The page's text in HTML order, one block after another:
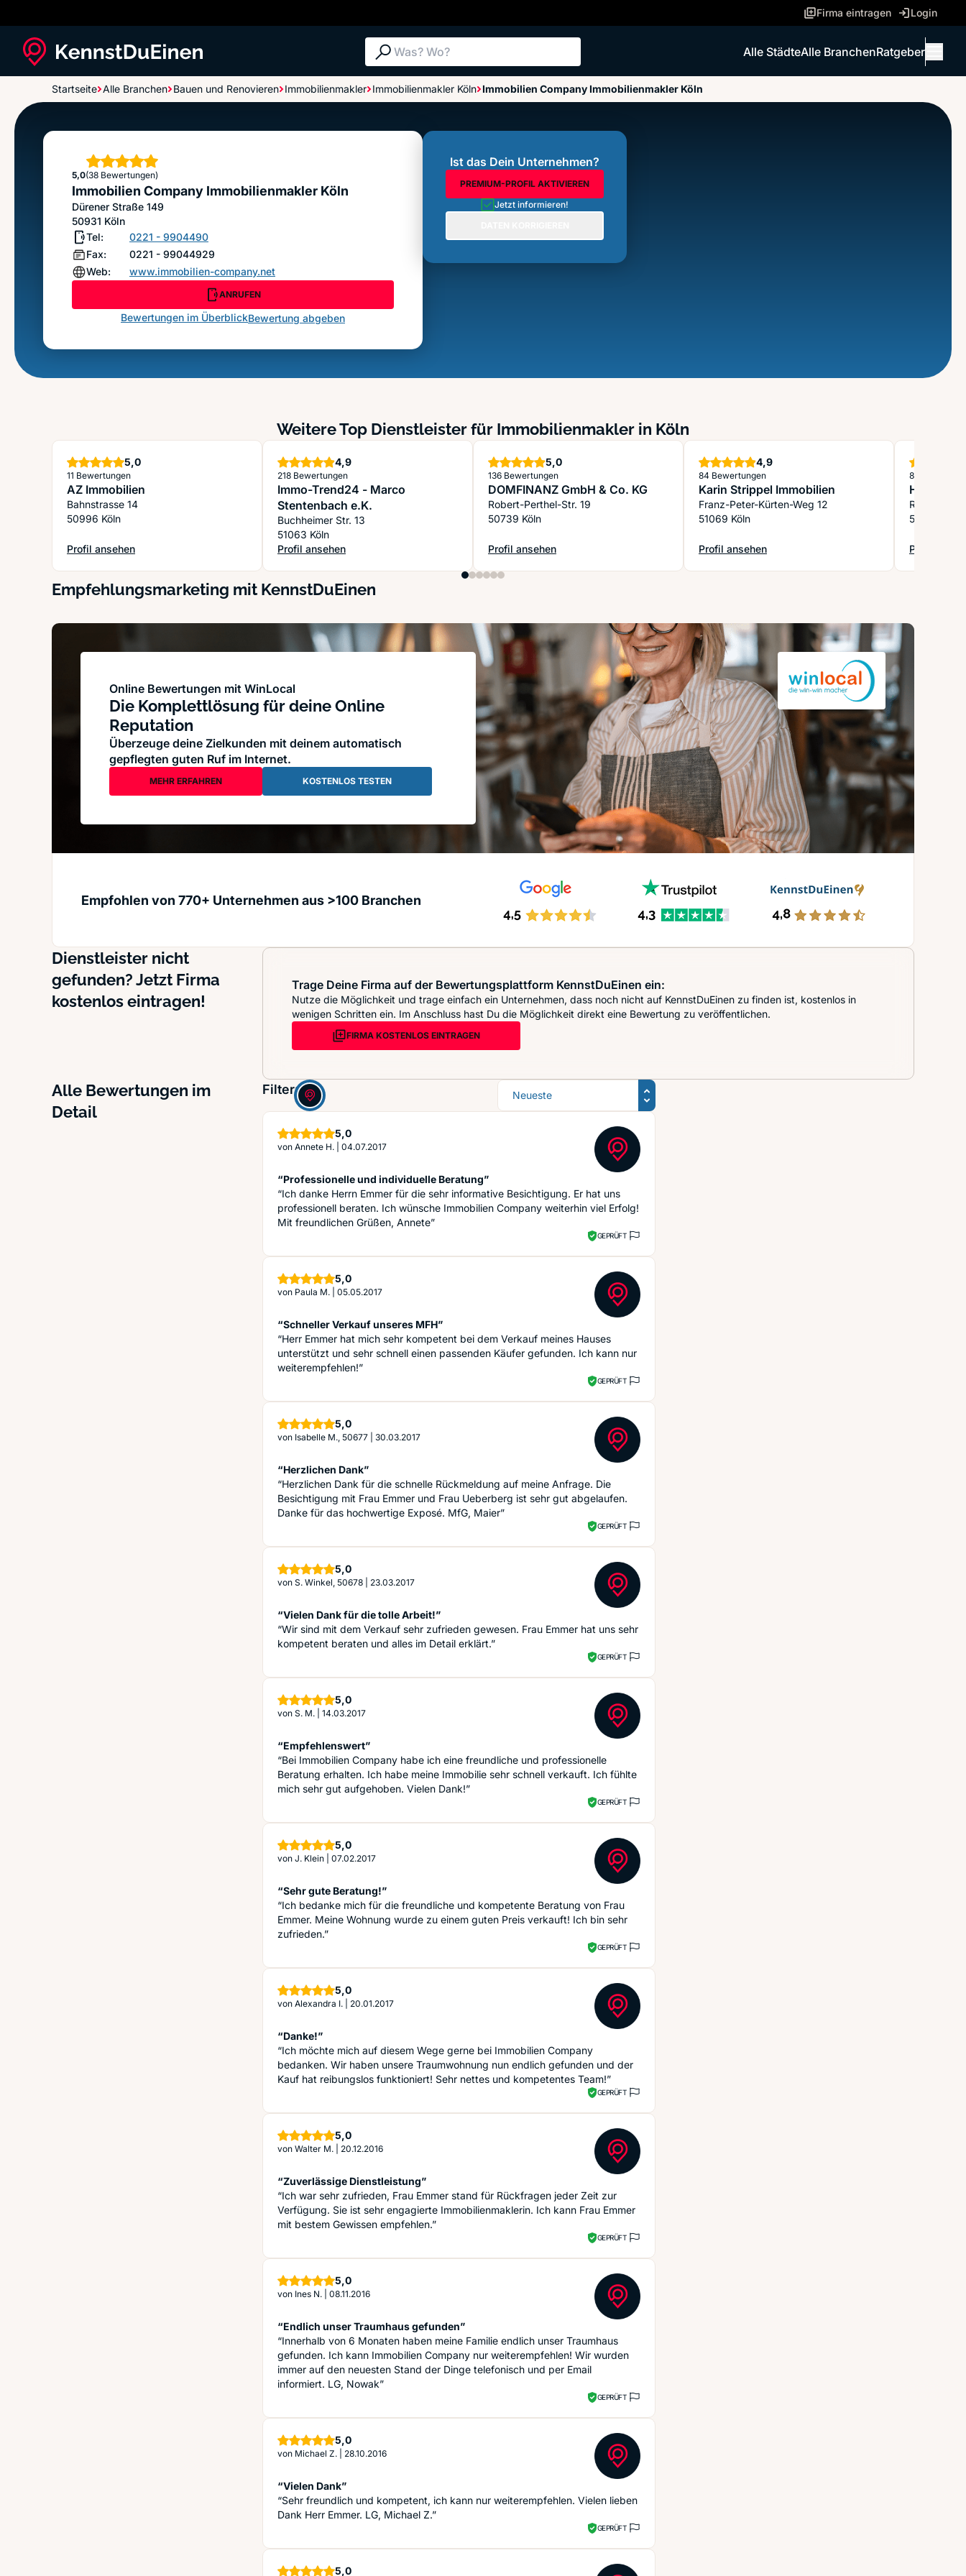
Firma eintragen Login
Suche: Was? Wo?
Alle StädteAlle BranchenRatgeber
Startseite Alle Branchen Bauen und Renovieren Immobilienmakler Immobilienmakler Köln Immobilien Company Immobilienmakler Köln
Immobilien Company Immobilienmakler Köln
5,0
Sterne
(38 Bewertungen)
Immobilien Company Immobilienmakler Köln
Dürener Straße 149
50931 Köln
Tel:
0221 - 9904490
Fax:
0221 - 99044929
Web:
www.immobilien-company.net
ANRUFEN
Bewertungen im ÜberblickBewertung abgeben
Ist das Dein Unternehmen?
PREMIUM-PROFIL AKTIVIEREN
Jetzt informieren!
Weitere Top Dienstleister für Immobilienmakler in Köln
5,0Sterne
11 Bewertungen
AZ Immobilien
Bahnstrasse 14
50996 Köln
Profil ansehen
: AZ Immobilien
4,9Sterne
218 Bewertungen
Immo-Trend24 - Marco
Stentenbach e.K.
Buchheimer Str. 13
51063 Köln
Profil ansehen
: Immo-Trend24 - Marco Stentenbach e.K.
5,0Sterne
136 Bewertungen
DOMFINANZ GmbH & Co. KG
Robert-Perthel-Str. 19
50739 Köln
Profil ansehen
: DOMFINANZ GmbH & Co. KG
4,9Sterne
84 Bewertungen
Karin Strippel Immobilien
Franz-Peter-Kürten-Weg 12
51069 Köln
Profil ansehen
: Karin Strippel Immobilien
81
Richard-
50859 Köln
Profil
:
Empfehlungsmarketing mit KennstDuEinen
Online Bewertungen mit WinLocal
Die Komplettlösung für deine Online
Reputation
Überzeuge deine Zielkunden mit deinem automatisch
gepflegten guten Ruf im Internet.
MEHR ERFAHREN KOSTENLOS TESTEN
Empfohlen von 770+ Unternehmen aus >100 Branchen
Dienstleister nicht
gefunden? Jetzt Firma
kostenlos eintragen!
Trage Deine Firma auf der Bewertungsplattform KennstDuEinen ein:
Nutze die Möglichkeit und trage einfach ein Unternehmen, dass noch nicht auf KennstDuEinen zu finden ist, kostenlos in
wenigen Schritten ein. Im Anschluss hast Du die Möglichkeit direkt eine Bewertung zu veröffentlichen.
FIRMA KOSTENLOS EINTRAGEN
Alle Bewertungen im
Detail
Filter: Sortierung
5,0Sterne
von Annete H. 04.07.2017
“Professionelle und individuelle Beratung”
“Ich danke Herrn Emmer für die sehr informative Besichtigung. Er hat uns
professionell beraten. Ich wünsche Immobilien Company weiterhin viel Erfolg!
Mit freundlichen Grüßen, Annete”
GEPRÜFT
5,0Sterne
von Paula M. 05.05.2017
“Schneller Verkauf unseres MFH”
“Herr Emmer hat mich sehr kompetent bei dem Verkauf meines Hauses
unterstützt und sehr schnell einen passenden Käufer gefunden. Ich kann nur
weiterempfehlen!”
GEPRÜFT
5,0Sterne
von Isabelle M., 50677 30.03.2017
“Herzlichen Dank”
“Herzlichen Dank für die schnelle Rückmeldung auf meine Anfrage. Die
Besichtigung mit Frau Emmer und Frau Ueberberg ist sehr gut abgelaufen.
Danke für das hochwertige Exposé. MfG, Maier”
GEPRÜFT
5,0Sterne
von S. Winkel, 50678 23.03.2017
“Vielen Dank für die tolle Arbeit!”
“Wir sind mit dem Verkauf sehr zufrieden gewesen. Frau Emmer hat uns sehr
kompetent beraten und alles im Detail erklärt.”
GEPRÜFT
5,0Sterne
von S. M. 14.03.2017
“Empfehlenswert”
“Bei Immobilien Company habe ich eine freundliche und professionelle
Beratung erhalten. Ich habe meine Immobilie sehr schnell verkauft. Ich fühlte
mich sehr gut aufgehoben. Vielen Dank!”
GEPRÜFT
5,0Sterne
von J. Klein 07.02.2017
“Sehr gute Beratung!”
“Ich bedanke mich für die freundliche und kompetente Beratung von Frau
Emmer. Meine Wohnung wurde zu einem guten Preis verkauft! Ich bin sehr
zufrieden.”
GEPRÜFT
5,0Sterne
von Alexandra I. 20.01.2017
“Danke!”
“Ich möchte mich auf diesem Wege gerne bei Immobilien Company
bedanken. Wir haben unsere Traumwohnung nun endlich gefunden und der
Kauf hat reibungslos funktioniert! Sehr nettes und kompetentes Team!”
GEPRÜFT
5,0Sterne
von Walter M. 20.12.2016
“Zuverlässige Dienstleistung”
“Ich war sehr zufrieden, Frau Emmer stand für Rückfragen jeder Zeit zur
Verfügung. Sie ist sehr engagierte Immobilienmaklerin. Ich kann Frau Emmer
mit bestem Gewissen empfehlen.”
GEPRÜFT
5,0Sterne
von Ines N. 08.11.2016
“Endlich unser Traumhaus gefunden”
“Innerhalb von 6 Monaten haben meine Familie endlich unser Traumhaus
gefunden. Ich kann Immobilien Company nur weiterempfehlen! Wir wurden
immer auf den neuesten Stand der Dinge telefonisch und per Email
informiert. LG, Nowak”
GEPRÜFT
5,0Sterne
von Michael Z. 28.10.2016
“Vielen Dank”
“Sehr freundlich und kompetent, ich kann nur weiterempfehlen. Vielen lieben
Dank Herr Emmer. LG, Michael Z.”
GEPRÜFT
5,0Sterne